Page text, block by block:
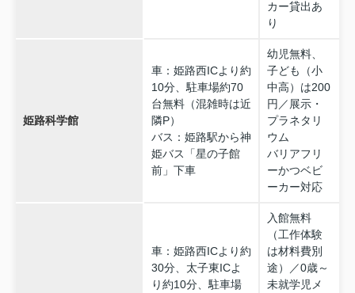
カー貸出あ
り
姫路科学館
車：姫路西ICより約
10分、駐車場約70
台無料（混雑時は近
隣P）
バス：姫路駅から神
姫バス「星の子館
前」下車
幼児無料、
子ども（小
中高）は200
円／展示・
プラネタリ
ウム
バリアフリ
ーかつベビ
ーカー対応
車：姫路西ICより約
30分、太子東ICよ
り約10分、駐車場
入館無料
（工作体験
は材料費別
途）／0歳～
未就学児メ